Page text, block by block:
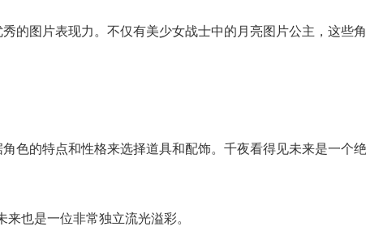
的图片表现力。不仅有美少女战士中的月亮图片公主，这些
色的特点和性格来选择道具和配饰。千夜看得见未来是一个
也是一位非常独立流光溢彩。